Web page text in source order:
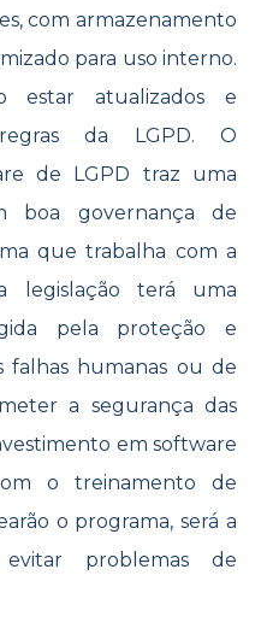
com armazenamento
para uso interno.
estar atualizados e
da LGPD. O
de LGPD traz uma
boa governança de
que trabalha com a
legislação terá uma
pela proteção e
falhas humanas ou de
a segurança das
em software
o treinamento de
o programa, será a
problemas de